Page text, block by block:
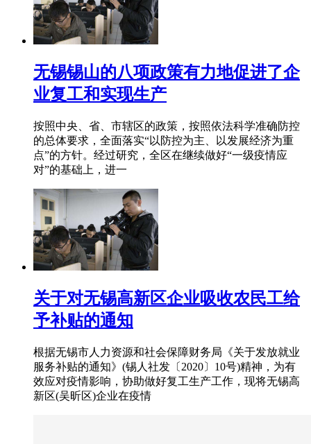
无锡锡山的八项政策有力地促进了企
业复工和实现生产
按照中央、省、市辖区的政策，按照依法科学准确防控
的总体要求，全面落实“以防控为主、以发展经济为重
点”的方针。经过研究，全区在继续做好“一级疫情应
对”的基础上，进一
关于对无锡高新区企业吸收农民工给
予补贴的通知
根据无锡市人力资源和社会保障财务局《关于发放就业
服务补贴的通知》(锡人社发〔2020〕10号)精神，为有
效应对疫情影响，协助做好复工生产工作，现将无锡高
新区(吴昕区)企业在疫情